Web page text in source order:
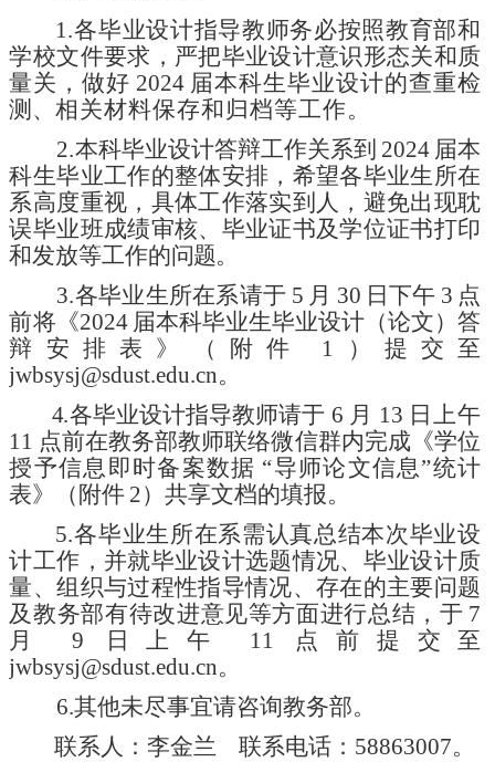
1.各毕业设计指导教师务必按照教育部和
学校文件要求，严把毕业设计意识形态关和质
量关，做好 2024 届本科生毕业设计的查重检
测 、相关材料保存和归档等工作。
2.本科毕业设计答辩工作关系到 2024 届本
科生毕业工作的整体安排， 希望各毕业生所在
系高度重视，具体工作落实到人，避免出现耽
误毕业班成绩审核、毕业证书及学位证书打印
和发放等工作的问题。
3.各毕业生所在系请于 5 月 30 日下午 3 点
前将 《2024 届本科毕业生毕业设计（论文）答
辩安排表》（附件
1） 提交至
jwbsysj@sdust.edu.cn。
4.各毕业设计指导教师请于 6 月 13 日上午
11 点前在教务部教师联络微信群内完成 《学位
授予信息即时备案数据 “导师论文信息”统计
表》（附件 2）共享文档的填报。
5.各毕业生所在系需认真总结本次毕业设
计工作，并就毕业设计选题情况、毕业设计质
量、组织与过程性指导情况、存在的主要问题
及教务部有待改进意见等方面进行总结，于 7
月
9 日上午 11 点前 提交至
jwbsysj@sdust.edu.cn。
6.其他未尽事宜请咨询教务部。
联系人：李金兰
联系电话： 58863007。